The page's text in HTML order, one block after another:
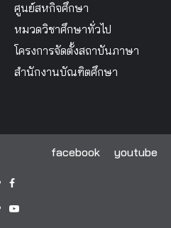
ศูนย์สหกิจศึกษา
หมวดวิชาศึกษาทั่วไป
โครงการจัดตั้งสถาบันภาษา
สำนักงานบัณฑิตศึกษา
facebook youtube
facebook
youtube